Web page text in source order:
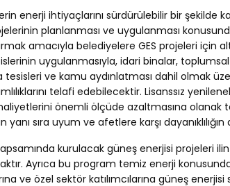
enerji ihtiyaçlarını sürdürülebilir bir şekilde
planlanması ve uygulanması
amacıyla belediyelere GES projeleri için
uygulanmasıyla, idari binalar,
tesisleri ve kamu aydınlatması dahil olmak
telafi edebilecektir. Lisanssız
önemli ölçüde azaltmasına olanak
yanı sıra uyum ve afetlere karşı
kapsamında kurulacak güneş enerjisi projeleri
Ayrıca bu program temiz enerji
ve özel sektör katılımcılarına güneş